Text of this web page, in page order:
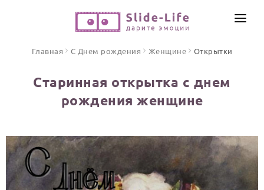
ПО ФОРМАТУ
Песни поздравления
Открытки
Стихи и тексты
ИНСТРУМЕНТЫ
ЦЕНЫ
ОТЗЫВЫ
Главная С Днем рождения Женщине Открытки
Старинная открытка с днем
рождения женщине